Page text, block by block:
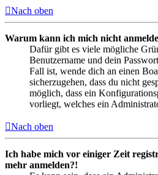
Nach oben
Warum kann ich mich nicht
Dafür gibt es viele mögliche
Benutzername und dein
Fall ist, wende dich an einen
sicherzugehen, dass du nicht
möglich, dass ein
vorliegt, welches ein
Nach oben
Ich habe mich vor einiger Zeit
mehr anmelden?!